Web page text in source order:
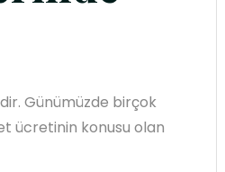
Günümüzde birçok
ücretinin konusu olan